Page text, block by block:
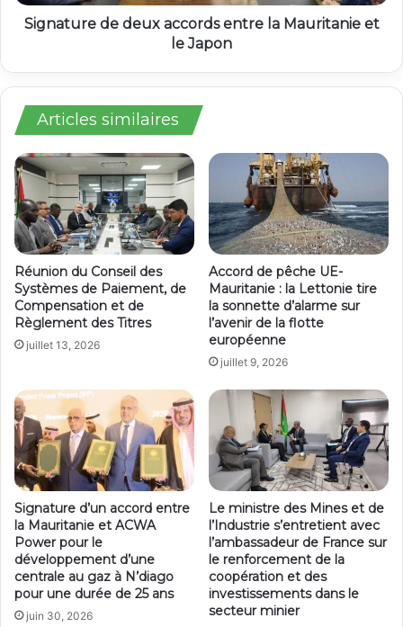
Signature de deux accords entre la Mauritanie et
le Japon
Articles similaires
Réunion du Conseil des
Systèmes de Paiement, de
Compensation et de
Règlement des Titres
juillet 13, 2026
Accord de pêche UE-
Mauritanie : la Lettonie tire
la sonnette d’alarme sur
l’avenir de la flotte
européenne
juillet 9, 2026
Signature d’un accord entre
la Mauritanie et ACWA
Power pour le
développement d’une
centrale au gaz à N’diago
pour une durée de 25 ans
juin 30, 2026
Le ministre des Mines et de
l’Industrie s’entretient avec
l’ambassadeur de France sur
le renforcement de la
coopération et des
investissements dans le
secteur minier